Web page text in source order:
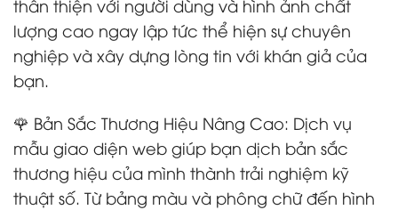
thân thiện với người dùng và hình ảnh chất
lượng cao ngay lập tức thể hiện sự chuyên
nghiệp và xây dựng lòng tin với khán giả của
bạn.
🌹 Bản Sắc Thương Hiệu Nâng Cao: Dịch vụ
mẫu giao diện web giúp bạn dịch bản sắc
thương hiệu của mình thành trải nghiệm kỹ
thuật số. Từ bảng màu và phông chữ đến hình